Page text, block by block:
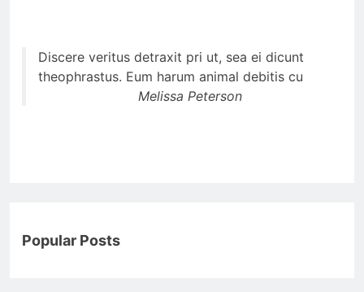
Discere veritus detraxit pri ut, sea ei dicunt
theophrastus. Eum harum animal debitis cu
Melissa Peterson
Popular Posts